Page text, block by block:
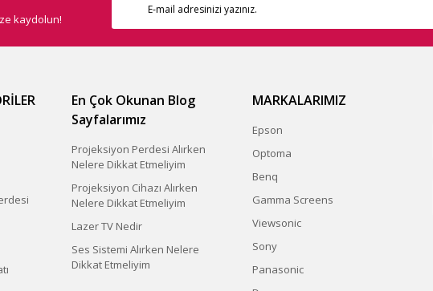
kaydolun!
En Çok Okunan Blog
Sayfalarımız
Projeksiyon Perdesi Alırken
Nelere Dikkat Etmeliyim
Projeksiyon Cihazı Alırken
Nelere Dikkat Etmeliyim
Lazer TV Nedir
Ses Sistemi Alırken Nelere
Dikkat Etmeliyim
MARKALARIMIZ
Epson
Optoma
Benq
Gamma Screens
Viewsonic
Sony
Panasonic